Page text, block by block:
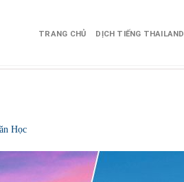
TRANG CHỦ DỊCH TIẾNG THAILAND
Học